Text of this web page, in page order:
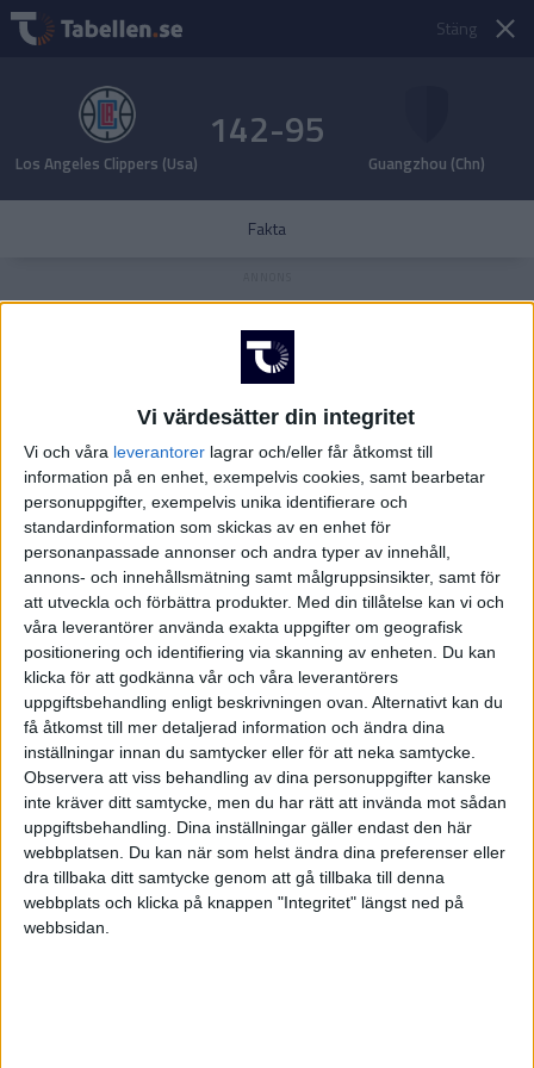
Vi värdesätter din integritet
Vi och våra leverantorer lagrar och/eller får åtkomst till
information på en enhet, exempelvis cookies, samt bearbetar
personuppgifter, exempelvis unika identifierare och
standardinformation som skickas av en enhet för
personanpassade annonser och andra typer av innehåll,
annons- och innehållsmätning samt målgruppsinsikter, samt för
att utveckla och förbättra produkter. Med din tillåtelse kan vi och
våra leverantörer använda exakta uppgifter om geografisk
positionering och identifiering via skanning av enheten. Du kan
klicka för att godkänna vår och våra leverantörers
uppgiftsbehandling enligt beskrivningen ovan. Alternativt kan du
få åtkomst till mer detaljerad information och ändra dina
inställningar innan du samtycker eller för att neka samtycke.
Observera att viss behandling av dina personuppgifter kanske
inte kräver ditt samtycke, men du har rätt att invända mot sådan
uppgiftsbehandling. Dina inställningar gäller endast den här
webbplatsen. Du kan när som helst ändra dina preferenser eller
dra tillbaka ditt samtycke genom att gå tillbaka till denna
webbplats och klicka på knappen "Integritet" längst ned på
webbsidan.
Stäng
Los Angeles Clippers (Usa)
142-95
Guangzhou (Chn)
Fakta
FAKTA